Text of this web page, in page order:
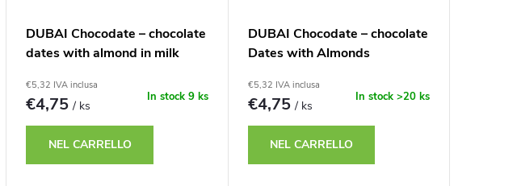
DUBAI Chocodate – chocolate
dates with almond in milk
€5,32 IVA inclusa
€4,75/ ks
In stock 9 ks
NEL CARRELLO
DUBAI Chocodate – chocolate
Dates with Almonds
€5,32 IVA inclusa
€4,75/ ks
In stock >20 ks
NEL CARRELLO